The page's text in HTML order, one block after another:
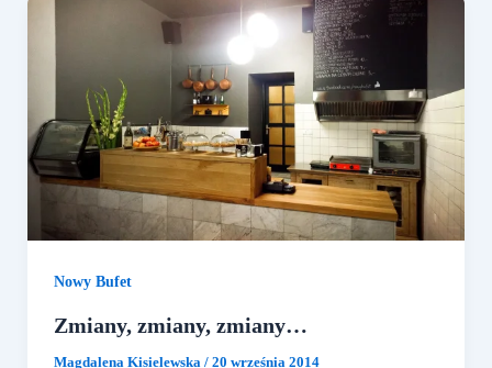
Nowy Bufet
Zmiany, zmiany, zmiany…
Magdalena Kisielewska / 20 września 2014